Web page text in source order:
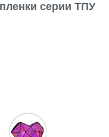
серии ТПУ